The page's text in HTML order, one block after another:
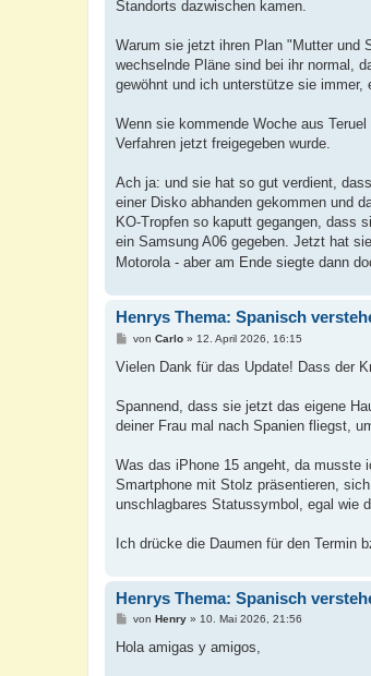
Standorts dazwischen kamen.
Warum sie jetzt ihren Plan "Mutter und
wechselnde Pläne sind bei ihr normal,
gewöhnt und ich unterstütze sie immer,
Wenn sie kommende Woche aus
Verfahren jetzt freigegeben wurde.
Ach ja: und sie hat so gut verdient,
einer Disko abhanden gekommen und
KO-Tropfen so kaputt gegangen, dass
ein Samsung A06 gegeben. Jetzt hat
Motorola - aber am Ende siegte dann
Henrys Thema: Spanisch
B
i
a
von Carlo» 12. April 2026, 16:15
Vielen Dank für das Update! Dass der
Spannend, dass sie jetzt das eigene
deiner Frau mal nach Spanien fliegst,
Was das iPhone 15 angeht, da musste
Smartphone mit Stolz präsentieren,
unschlagbares Statussymbol, egal wie
Ich drücke die Daumen für den Termin
Henrys Thema: Spanisch
B
i
von Henry» 10. Mai 2026, 21:56
Hola amigas y amigos,